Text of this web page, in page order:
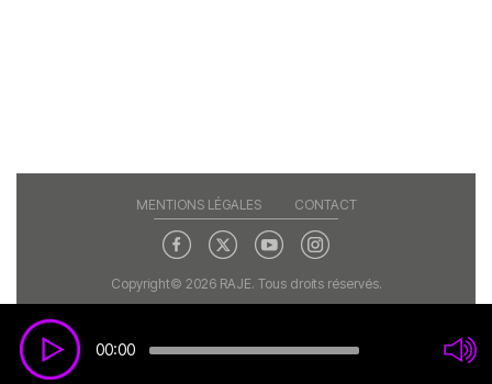
00:00
MENTIONS LÉGALES CONTACT
Copyright© 2026 RAJE. Tous droits réservés.